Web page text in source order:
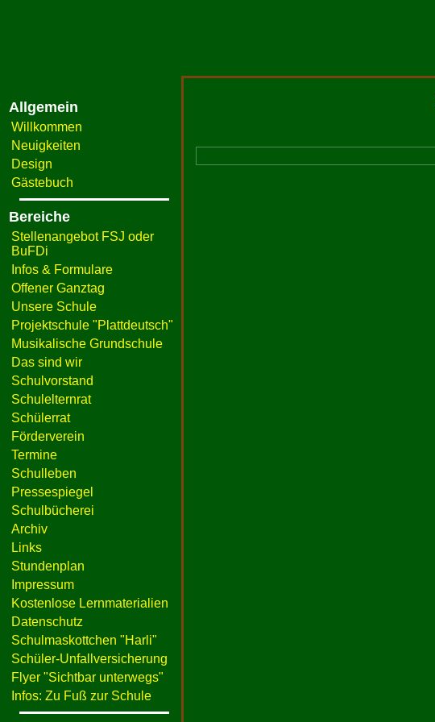
Allgemein
Willkommen
Neuigkeiten
Design
Gästebuch
Bereiche
Stellenangebot FSJ oder
BuFDi
Infos & Formulare
Offener Ganztag
Unsere Schule
Projektschule "Plattdeutsch"
Musikalische Grundschule
Das sind wir
Schulvorstand
Schulelternrat
Schülerrat
Förderverein
Termine
Schulleben
Pressespiegel
Schulbücherei
Archiv
Links
Stundenplan
Impressum
Kostenlose Lernmaterialien
Datenschutz
Schulmaskottchen "Harli"
Schüler-Unfallversicherung
Flyer "Sichtbar unterwegs"
Infos: Zu Fuß zur Schule